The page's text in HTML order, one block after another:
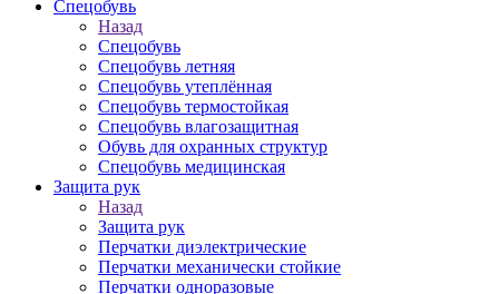
Спецобувь
Назад
Спецобувь
Спецобувь летняя
Спецобувь утеплённая
Спецобувь термостойкая
Спецобувь влагозащитная
Обувь для охранных структур
Спецобувь медицинская
Защита рук
Назад
Защита рук
Перчатки диэлектрические
Перчатки механически стойкие
Перчатки одноразовые